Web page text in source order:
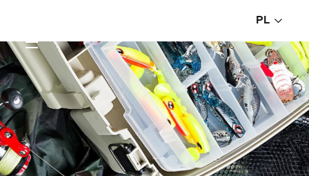
PL